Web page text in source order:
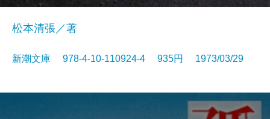
松本清張／著
新潮文庫 978-4-10-110924-4 935円 1973/03/29